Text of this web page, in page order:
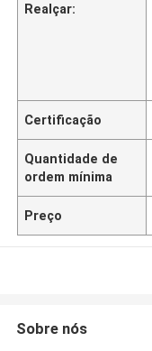
Realçar:
Certificação
Quantidade de
ordem mínima
Preço
Sobre nós